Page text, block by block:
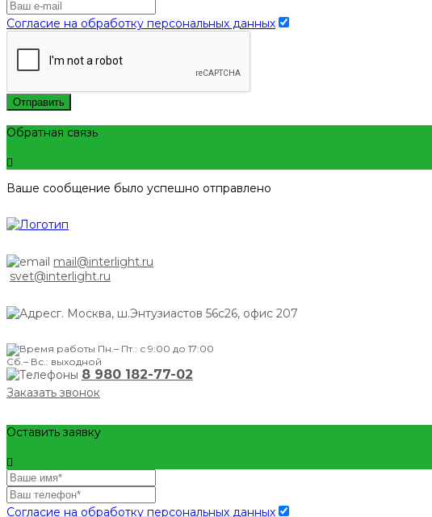
Согласие на обработку персональных данных
Отправить
Обратная связь
Ваше сообщение было успешно отправлено
mail@interlight.ru
svet@interlight.ru
г. Москва, ш.Энтузиастов 56с26, офис 207
Пн.– Пт.: с 9:00 до 17:00
Сб.– Вс.: выходной
8 980 182-77-02
Заказать звонок
Оставить заявку
Согласие на обработку персональных данных